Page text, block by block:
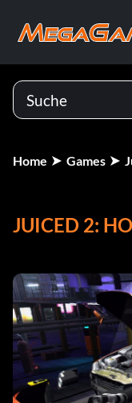
Home Games
JUICED 2: